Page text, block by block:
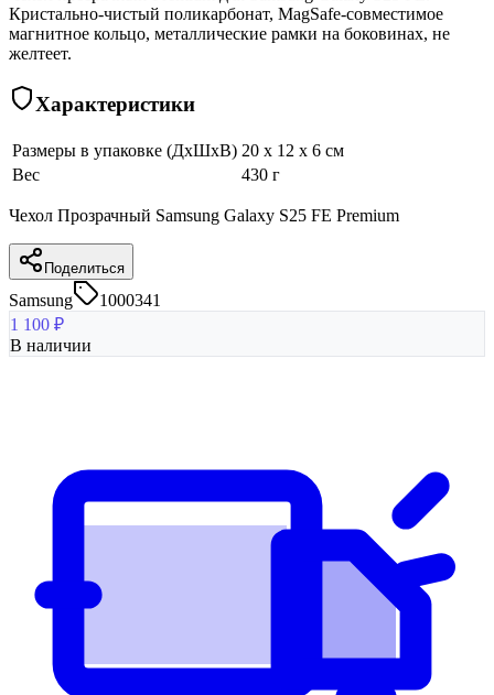
Кристально-чистый поликарбонат, MagSafe-совместимое
магнитное кольцо, металлические рамки на боковинах, не
желтеет.
Характеристики
Размеры в упаковке (ДхШхВ) 20 x 12 x 6 см
Вес
430 г
Чехол Прозрачный Samsung Galaxy S25 FE Premium
Поделиться
Samsung
1000341
1 100 ₽
В наличии